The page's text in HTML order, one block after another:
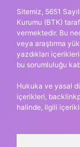
Sitemiz, 5651
Kurumu (BTK)
vermektedir. Bu
veya araştırma
yazdıkları
bu sorumluluğu
Hukuka ve yasal
içerikleri,
halinde, ilgili